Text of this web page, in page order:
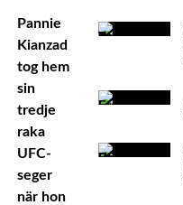
Pannie
Kianzad
tog hem
sin
tredje
raka
UFC-
seger
när hon